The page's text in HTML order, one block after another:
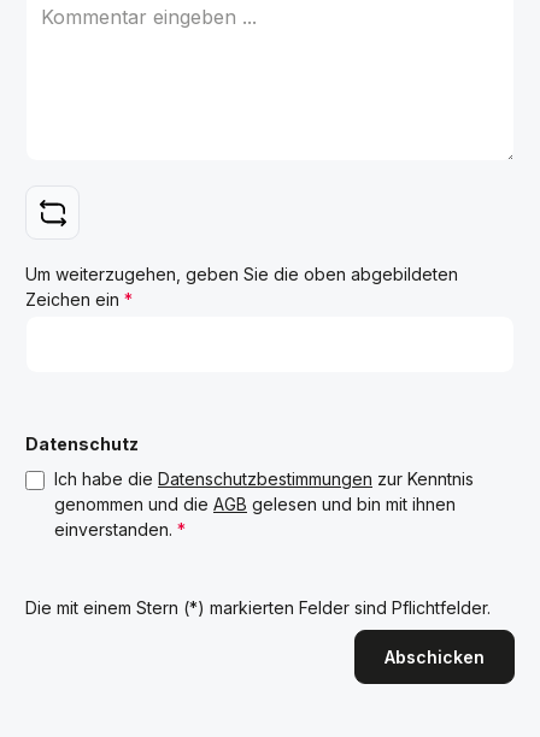
Um weiterzugehen, geben Sie die oben abgebildeten
Zeichen ein *
Datenschutz
Ich habe die Datenschutzbestimmungen zur Kenntnis
genommen und die AGB gelesen und bin mit ihnen
einverstanden. *
Die mit einem Stern (*) markierten Felder sind Pflichtfelder.
Abschicken